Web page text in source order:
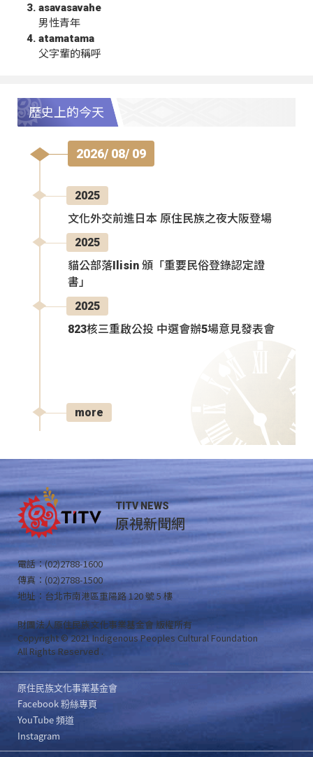
asavasavahe
男性青年
atamatama
父字輩的稱呼
歷史上的今天
2026/ 08/ 09
2025
文化外交前進日本 原住民族之夜大阪登場
2025
貓公部落Ilisin 頒「重要民俗登錄認定證
書」
2025
823核三重啟公投 中選會辦5場意見發表會
more
TITV NEWS
原視新聞網
電話：(02)2788-1600
傳真：(02)2788-1500
地址：台北市南港區重陽路 120 號 5 樓
財團法人原住民族文化事業基金會 版權所有
Copyright © 2021 Indigenous Peoples Cultural Foundation
All Rights Reserved .
原住民族文化事業基金會
Facebook 粉絲專頁
YouTube 頻道
Instagram